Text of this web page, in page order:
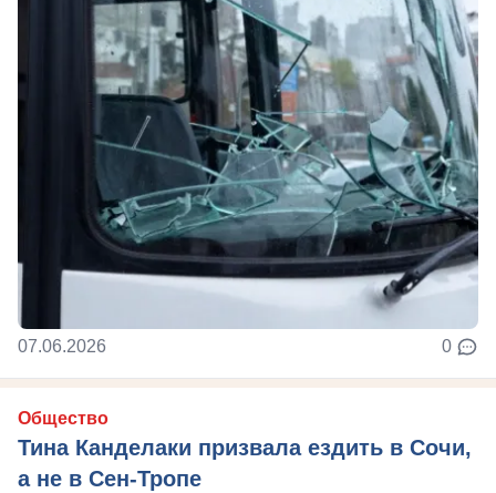
07.06.2026 0
Общество
Тина Канделаки призвала ездить в Сочи,
а не в Сен-Тропе